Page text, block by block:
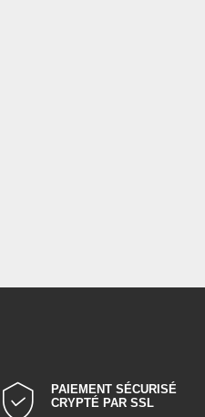
PAIEMENT SÉCURISÉ
CRYPTÉ PAR SSL